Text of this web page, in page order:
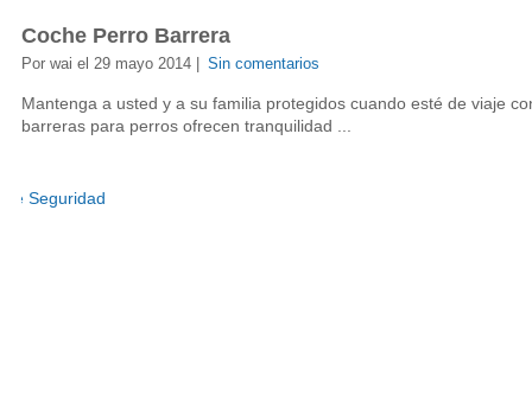
Coche Perro Barrera
Por wai el 29 mayo 2014 | Sin comentarios
Mantenga a usted y a su familia protegidos cuando esté de viaje
barreras para perros ofrecen tranquilidad ...